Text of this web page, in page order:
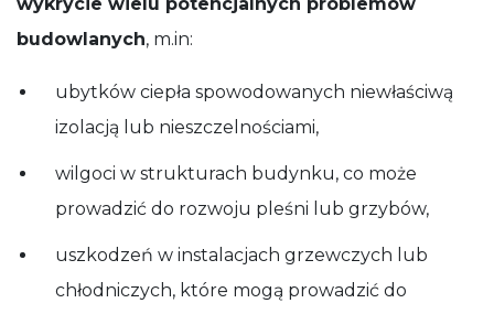
budowlanych, m.in:
ubytków ciepła spowodowanych niewłaściwą
izolacją lub nieszczelnościami,
wilgoci w strukturach budynku, co może
prowadzić do rozwoju pleśni lub grzybów,
uszkodzeń w instalacjach grzewczych lub
chłodniczych, które mogą prowadzić do